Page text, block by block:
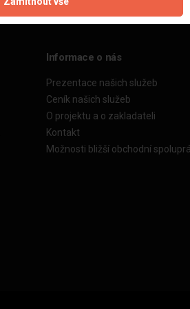
Informace o nás
Prezentace našich služeb
Ceník našich služeb
O projektu a o zakladateli
Kontakt
Možnosti bližší obchodní